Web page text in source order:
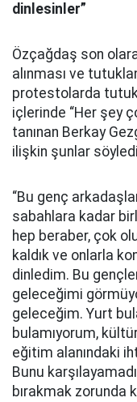
dinlesinler”
Özçağdaş son
alınması ve
protestolarda
içlerinde “Her şey
tanınan Berkay
ilişkin şunlar
“Bu genç
sabahlara kadar
hep beraber, çok
kaldık ve onlarla
dinledim. Bu
geleceğimi
geleceğim. Yurt
bulamıyorum,
eğitim alanındaki
Bunu
bırakmak zorunda